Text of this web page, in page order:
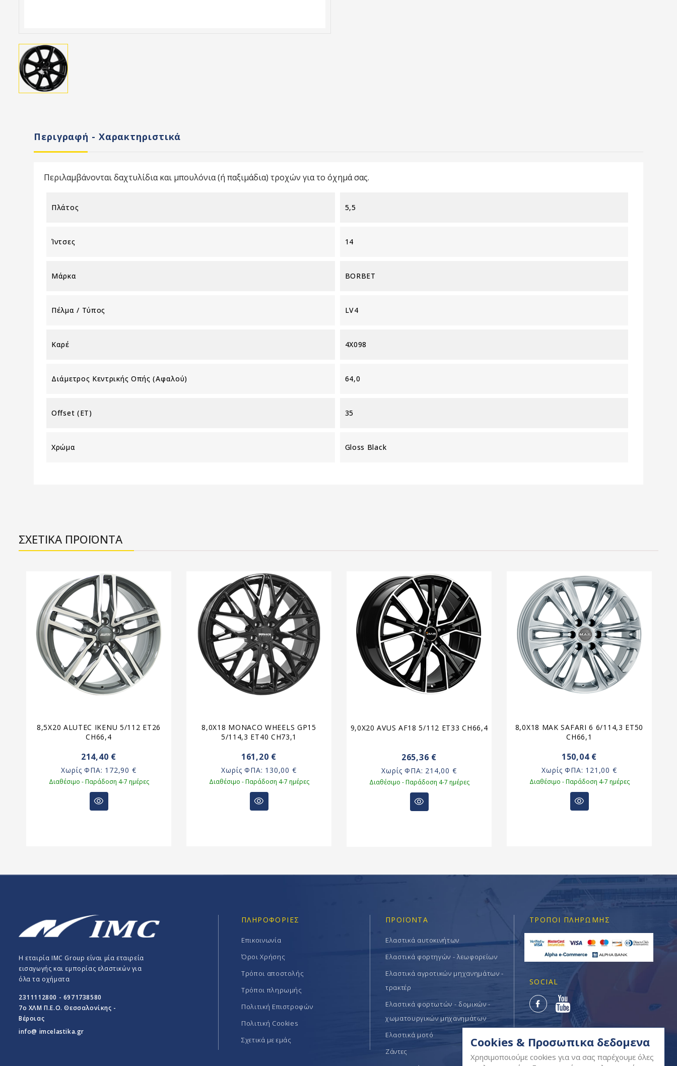
Περιγραφή - Χαρακτηριστικά
Περιλαμβάνονται δαχτυλίδια και μπουλόνια (ή παξιμάδια) τροχών για το όχημά σας.
Πλάτος 5,5
Ίντσες 14
Μάρκα BORBET
Πέλμα / Τύπος LV4
Καρέ 4X098
Διάμετρος Κεντρικής Οπής (αφαλού) 64,0
Offset (ET) 35
Χρώμα Gloss Black
ΣΧΕΤΙΚΑ ΠΡΟΪΟΝΤΑ
8,5X20 ALUTEC IKENU 5/112 ET26
CH66,4
214,40 €
Χωρίς ΦΠΑ: 172,90 €
Διαθέσιμο - Παράδοση 4-7 ημέρες
8,0X18 MONACO WHEELS GP15
5/114,3 ET40 CH73,1
161,20 €
Χωρίς ΦΠΑ: 130,00 €
Διαθέσιμο - Παράδοση 4-7 ημέρες
9,0X20 AVUS AF18 5/112 ET33 CH66,4
265,36 €
Χωρίς ΦΠΑ: 214,00 €
Διαθέσιμο - Παράδοση 4-7 ημέρες
8,0X18 MAK SAFARI 6 6/114,3 ET50
CH66,1
150,04 €
Χωρίς ΦΠΑ: 121,00 €
Διαθέσιμο - Παράδοση 4-7 ημέρες
Η εταιρία IMC Group είναι μία εταιρεία
εισαγωγής και εμπορίας ελαστικών για
όλα τα οχήματα
2311112800 - 6971738580
7o ΧΛΜ Π.E.O. Θεσσαλονίκης -
Βέροιας
info@ imcelastika.gr
ΠΛΗΡΟΦΟΡΊΕΣ
Επικοινωνία
Όροι Χρήσης
Τρόποι αποστολής
Τρόποι πληρωμής
Πολιτική Επιστροφών
Πολιτική Cookies
Σχετικά με εμάς
ΠΡΟΪΟΝΤΑ
Ελαστικά αυτοκινήτων
Ελαστικά φορτηγών - λεωφορείων
Ελαστικά αγροτικών μηχανημάτων -
τρακτέρ
Ελαστικά φορτωτών - δομικών -
χωματουργικών μηχανημάτων
Ελαστικά μοτό
Ζάντες
ΤΡΌΠΟΙ ΠΛΗΡΩΜΉΣ
SOCIAL
Cookies & Προσωπικα δεδομενα
Χρησιμοποιούμε cookies για να σας παρέχουμε όλες